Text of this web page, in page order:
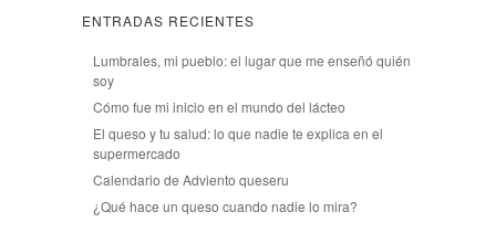
ENTRADAS RECIENTES
Lumbrales, mi pueblo: el lugar que me enseñó quién
soy
Cómo fue mi inicio en el mundo del lácteo
El queso y tu salud: lo que nadie te explica en el
supermercado
Calendario de Adviento queseru
¿Qué hace un queso cuando nadie lo mira?